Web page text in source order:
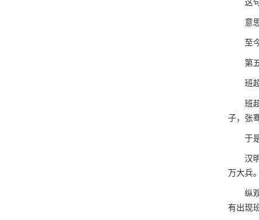
意思
至今
第五
班超
班超
子，张
于是
汉明
万大兵
纵观
有出现